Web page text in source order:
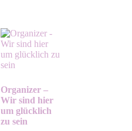
Organizer –
Wir sind hier
um glücklich
zu sein